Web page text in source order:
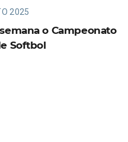
2025
o Campeonato
Softbol